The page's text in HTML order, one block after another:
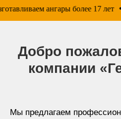
ангары более 17 лет
Добро
компании
Мы предлагаем